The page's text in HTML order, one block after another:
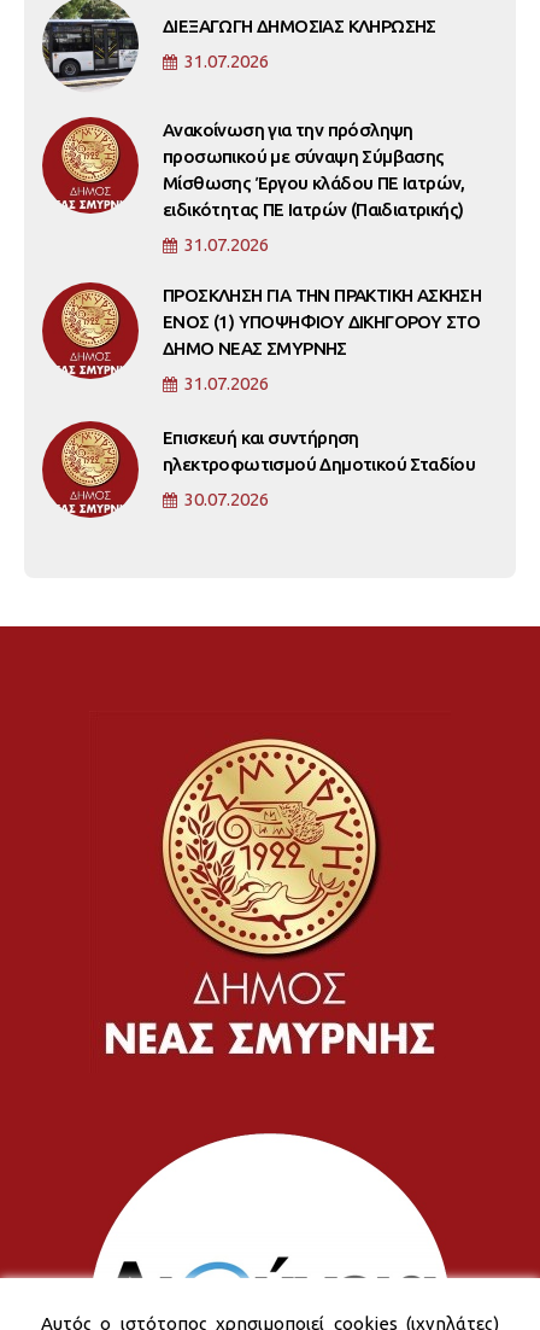
ΔΙΕΞΑΓΩΓΗ ΔΗΜΟΣΙΑΣ ΚΛΗΡΩΣΗΣ
31.07.2026
Ανακοίνωση για την πρόσληψη
προσωπικού με σύναψη Σύμβασης
Μίσθωσης Έργου κλάδου ΠΕ Ιατρών,
ειδικότητας ΠΕ Ιατρών (Παιδιατρικής)
31.07.2026
ΠΡΟΣΚΛΗΣΗ ΓΙΑ ΤΗΝ ΠΡΑΚΤΙΚΗ ΑΣΚΗΣΗ
ΕΝΟΣ (1) ΥΠΟΨΗΦΙΟΥ ΔΙΚΗΓΟΡΟΥ ΣΤΟ
ΔΗΜΟ ΝΕΑΣ ΣΜΥΡΝΗΣ
31.07.2026
Επισκευή και συντήρηση
ηλεκτροφωτισμού Δημοτικού Σταδίου
30.07.2026
Αυτός ο ιστότοπος χρησιμοποιεί cookies (ιχνηλάτες)